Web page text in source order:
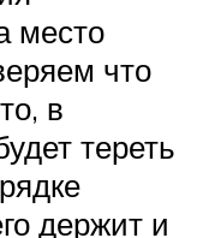
место
что
в
тереть
держит и